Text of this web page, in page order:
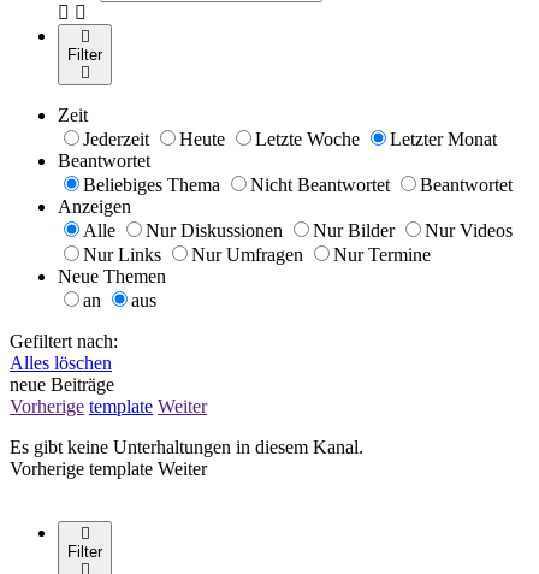
Filter
Zeit
Jederzeit
Heute Letzte Woche
Letzter Monat
Beantwortet
Beliebiges Thema
Nicht Beantwortet
Beantwortet
Anzeigen
Alle
Nur Diskussionen Nur Bilder
Nur Videos
Nur Links
Nur Umfragen
Nur Termine
Neue Themen
an
aus
Gefiltert nach:
Alles löschen
neue Beiträge
Vorherige template Weiter
Es gibt keine Unterhaltungen in diesem Kanal.
Vorherige template Weiter
Filter